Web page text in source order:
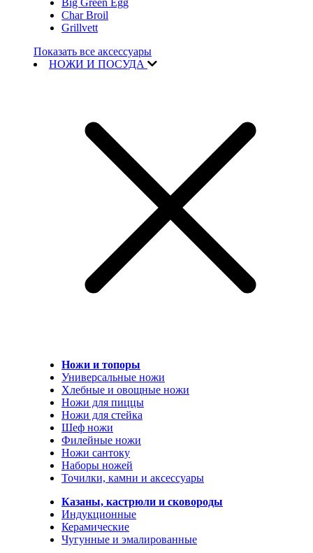
Big Green Egg
Char Broil
Grillvett
Показать все аксессуары
НОЖИ И ПОСУДА
Ножи и топоры
Универсальные ножи
Хлебные и овощные ножи
Ножи для пиццы
Ножи для стейка
Шеф ножи
Филейные ножи
Ножи сантоку
Наборы ножей
Точилки, камни и аксессуары
Казаны, кастрюли и сковороды
Индукционные
Керамические
Чугунные и эмалированные